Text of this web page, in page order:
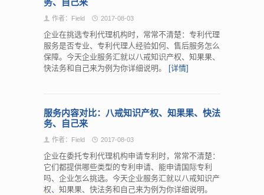
作者：Field 2017-08-03
企业在挑选专利代理机构时，常常不清楚：专利代理
服务是否专业、专利代理人经验如何、售后服务怎么
保障。今天企业服务汇就以八戒知识产权、知果果、
快法务和自己来为例为你详细说明。
[详情]
服务内容对比：八戒知识产权、知果果、快法
务、自己来
作者：Field 2017-08-03
企业在委托专利代理机构申请专利时，常常不清楚：
它们都提供哪些类型的专利申请、能申请国际专利
吗、企业怎么挑选。今天企业服务汇就以八戒知识产
权、知果果、快法务和自己来为例为你详细说明。